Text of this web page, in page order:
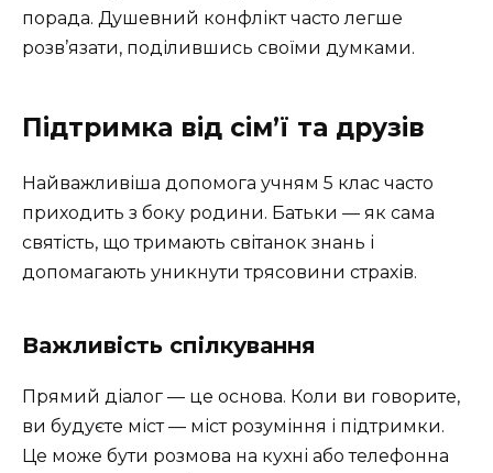
порада. Душевний конфлікт часто легше
розв’язати, поділившись своїми думками.
Підтримка від сім’ї та друзів
Найважливіша допомога учням 5 клас часто
приходить з боку родини. Батьки — як сама
святість, що тримають світанок знань і
допомагають уникнути трясовини страхів.
Важливість спілкування
Прямий діалог — це основа. Коли ви говорите,
ви будуєте міст — міст розуміння і підтримки.
Це може бути розмова на кухні або телефонна